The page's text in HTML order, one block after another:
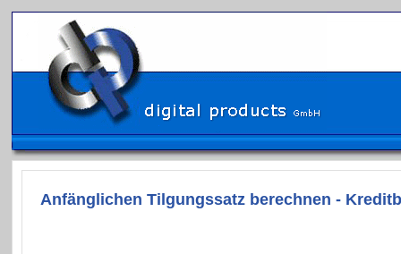
Anfänglichen Tilgungssatz berechnen -